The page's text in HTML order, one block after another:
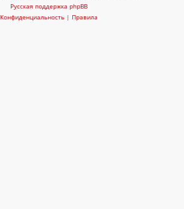
Русская поддержка phpBB
Конфиденциальность | Правила